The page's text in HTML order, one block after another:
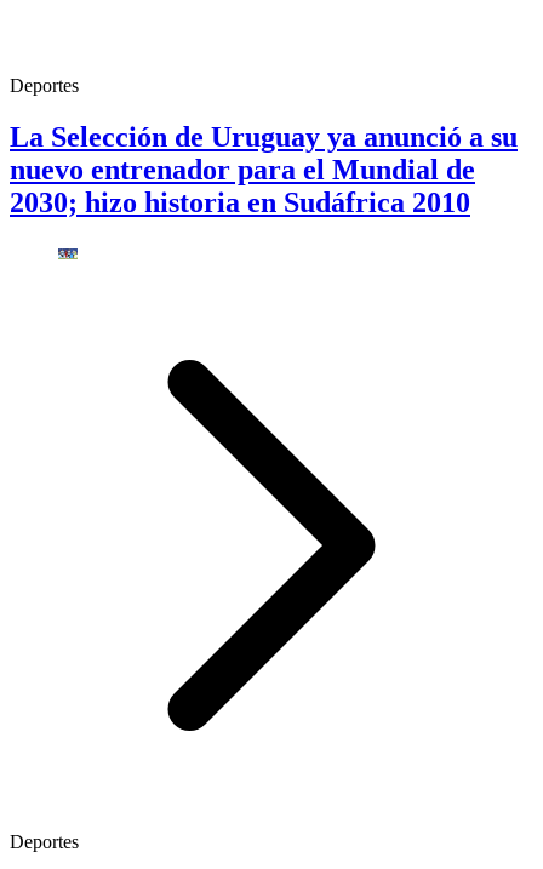
Deportes
La Selección de Uruguay ya anunció a su
nuevo entrenador para el Mundial de
2030; hizo historia en Sudáfrica 2010
Deportes